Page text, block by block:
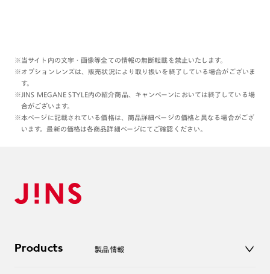
※当サイト内の文字・画像等全ての情報の無断転載を禁止いたします。
※オプションレンズは、販売状況により取り扱いを終了している場合がございま
す。
※JINS MEGANE STYLE内の紹介商品、キャンペーンにおいては終了している場
合がございます。
※本ページに記載されている価格は、商品詳細ページの価格と異なる場合がござ
います。最新の価格は各商品詳細ページにてご確認ください。
Products 製品情報